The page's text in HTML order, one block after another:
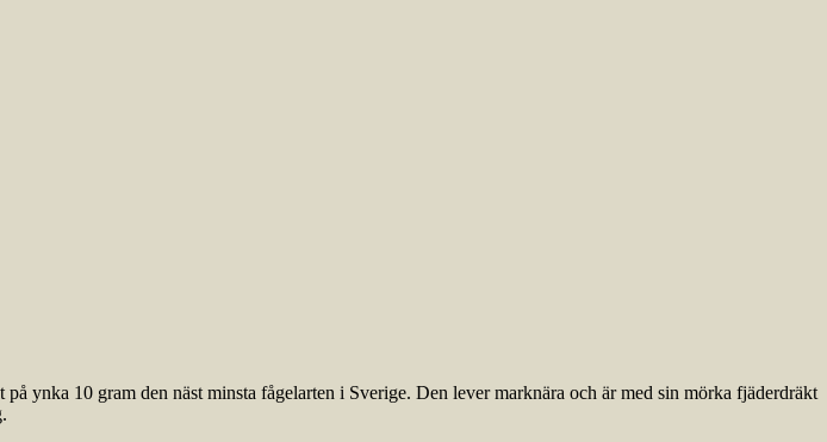
ynka 10 gram den näst minsta fågelarten i Sverige. Den lever marknära och är med sin mörka fjäderdräkt